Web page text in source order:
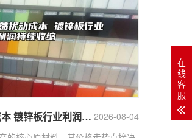
2026-08-04
锌价宽幅震荡扰动成本 镀锌板行业利润持续收缩
在
线
客
服